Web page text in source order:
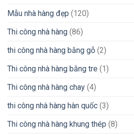
Mẫu nhà hàng đẹp (120)
Thi công nhà hàng (86)
thi công nhà hàng bằng gỗ (2)
Thi công nhà hàng bằng tre (1)
Thi công nhà hàng chay (4)
thi công nhà hàng hàn quốc (3)
Thi công nhà hàng khung thép (8)